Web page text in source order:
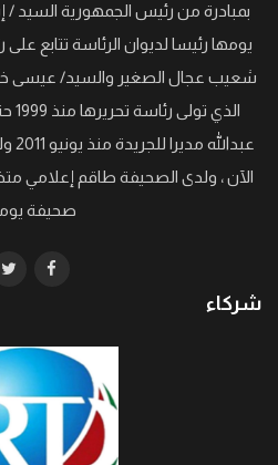
بمبادرة من رئيس الجمهورية السيد /
يومها رئيسا لديوان الرئاسة تتابع
شعيب عجال الصغير والسيد/ عيسى
الآن ، ولدى الصحيفة طاقم
صحيفة
شركاء